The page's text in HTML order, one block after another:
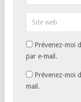
Prévenez-moi
par e-mail.
Prévenez-moi
mail.